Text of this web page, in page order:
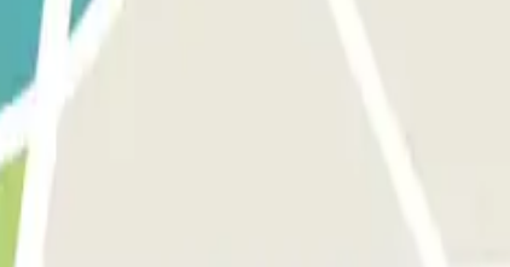
El número de teléfono del parking se proporcionará una vez